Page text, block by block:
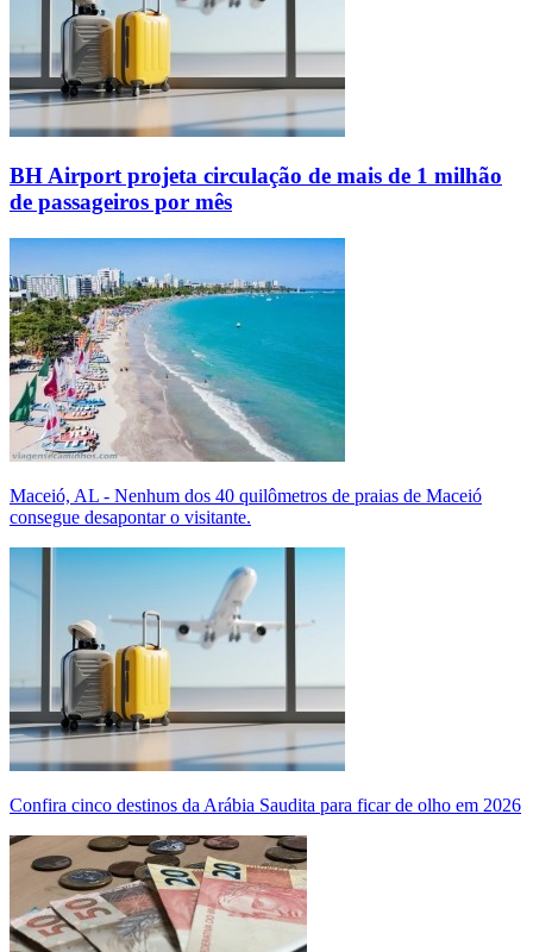
BH Airport projeta circulação de mais de 1 milhão
de passageiros por mês
Maceió, AL - Nenhum dos 40 quilômetros de praias de Maceió
consegue desapontar o visitante.
Confira cinco destinos da Arábia Saudita para ficar de olho em 2026